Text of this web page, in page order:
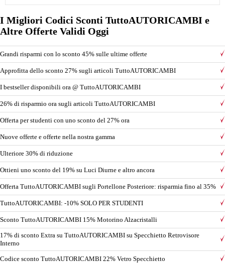
I Migliori Codici Sconti TuttoAUTORICAMBI e
Altre Offerte Validi Oggi
Grandi risparmi con lo sconto 45% sulle ultime offerte
Approfitta dello sconto 27% sugli articoli TuttoAUTORICAMBI
I bestseller disponibili ora @ TuttoAUTORICAMBI
26% di risparmio ora sugli articoli TuttoAUTORICAMBI
Offerta per studenti con uno sconto del 27% ora
Nuove offerte e offerte nella nostra gamma
Ulteriore 30% di riduzione
Ottieni uno sconto del 19% su Luci Diurne e altro ancora
Offerta TuttoAUTORICAMBI sugli Portellone Posteriore: risparmia fino al 35%
TuttoAUTORICAMBI: -10% SOLO PER STUDENTI
Sconto TuttoAUTORICAMBI 15% Motorino Alzacristalli
17% di sconto Extra su TuttoAUTORICAMBI su Specchietto Retrovisore
Interno
Codice sconto TuttoAUTORICAMBI 22% Vetro Specchietto